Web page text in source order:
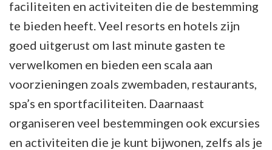
faciliteiten en activiteiten die de bestemming
te bieden heeft. Veel resorts en hotels zijn
goed uitgerust om last minute gasten te
verwelkomen en bieden een scala aan
voorzieningen zoals zwembaden, restaurants,
spa’s en sportfaciliteiten. Daarnaast
organiseren veel bestemmingen ook excursies
en activiteiten die je kunt bijwonen, zelfs als je